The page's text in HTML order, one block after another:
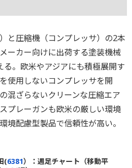
と圧縮機（コンプレッサ）の2本
ーカー向けに出荷する塗装機械
。欧米やアジアにも積極展開す
使用しないコンプレッサを開
混ざらないクリーンな圧縮エア
プレーガンも欧米の厳しい環境
境配慮型製品で信頼性が高い。
(6381）：週足チャート（移動平